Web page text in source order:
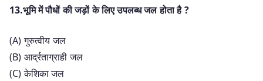
13.भूमि में पौधों की जड़ों के लिए उपलब्ध जल होता है ?
(A) गुरुत्वीय जल
(B) आर्द्रताग्राही जल
(C) केशिका जल